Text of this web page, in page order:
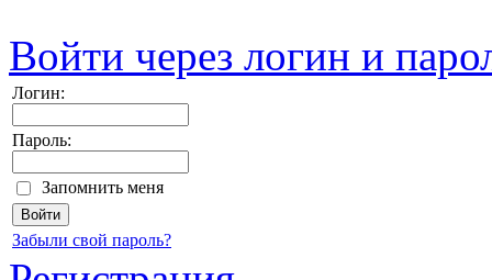
Войти через логин и
Логин:
Пароль:
Запомнить меня
Забыли свой пароль?